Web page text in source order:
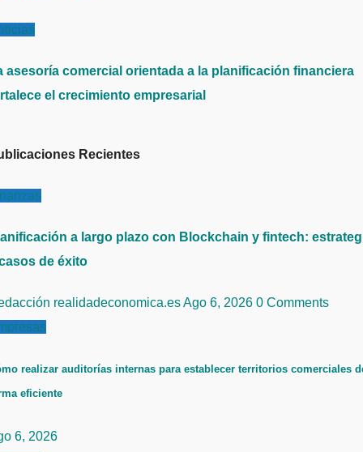
asesoría comercial orientada a la planificación financiera
el crecimiento empresarial
Recientes
a largo plazo con Blockchain y fintech:
de éxito
realidadeconomica.esAgo 6, 2026 0 Comments
realizar auditorías internas para establecer territorios comerciales
eficiente
6, 2026